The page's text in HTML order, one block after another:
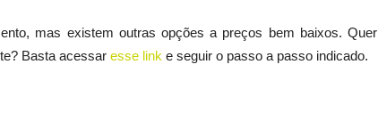
mas existem outras opções a preços bem baixos. Quer
Basta acessar esse link e seguir o passo a passo indicado.